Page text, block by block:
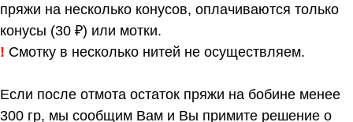
пряжи на несколько конусов, оплачиваются только
конусы (30 ₽) или мотки.
! Смотку в несколько нитей не осуществляем.
Если после отмота остаток пряжи на бобине менее
300 гр, мы сообщим Вам и Вы примите решение о